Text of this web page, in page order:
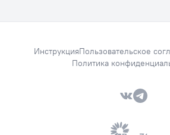
ИнструкцияПользовательское
Политика
VK —